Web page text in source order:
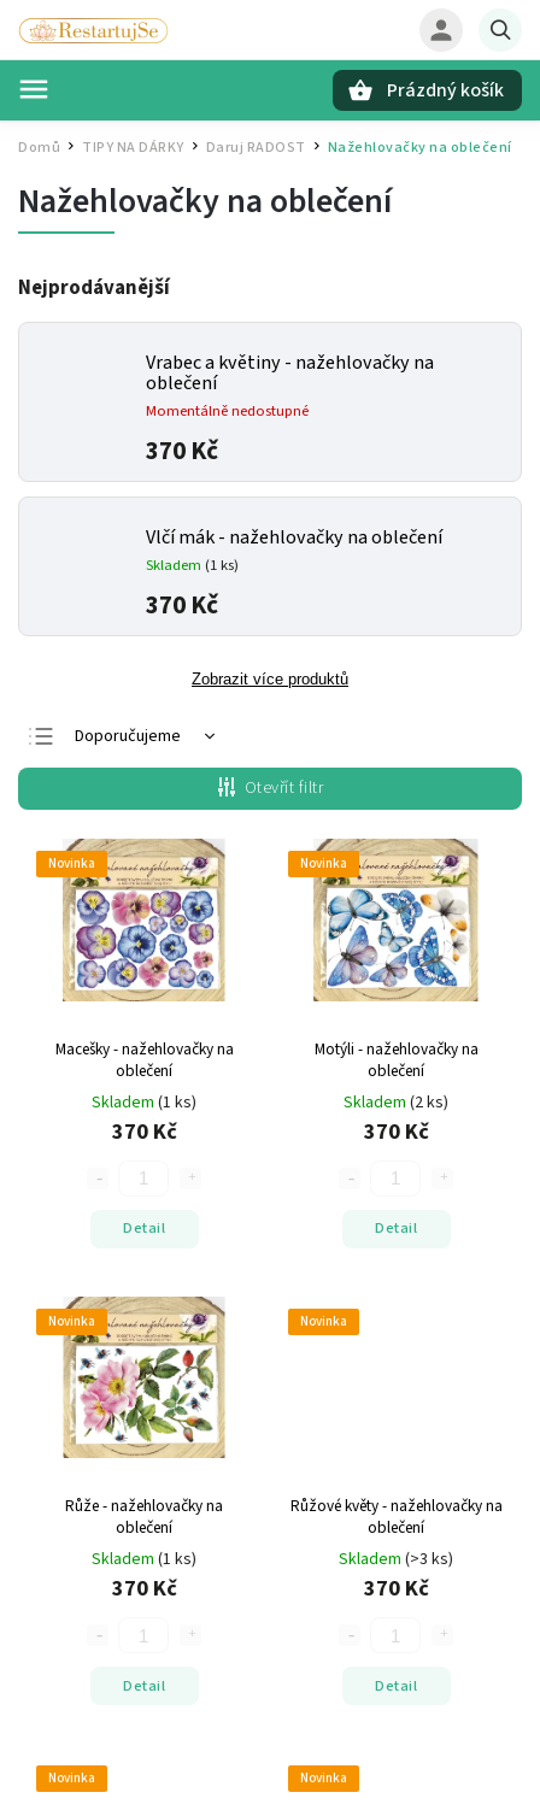
Prázdný košík
Domů / TIPY NA DÁRKY Daruj RADOST Nažehlovačky na oblečení
Nažehlovačky na oblečení
Nejprodávanější
Vrabec a květiny - nažehlovačky na
oblečení
Momentálně nedostupné
370 Kč
Vlčí mák - nažehlovačky na oblečení
Skladem (1 ks)
370 Kč
Zobrazit více produktů
Doporučujeme
Nejlevnější
Nejdražší
Nejprodávanější
Abecedně
Otevřít filtr
Novinka
Macešky - nažehlovačky na
oblečení
Skladem (1 ks)
370 Kč
Detail
Novinka
Motýli - nažehlovačky na
oblečení
Skladem (2 ks)
370 Kč
Detail
Novinka
Růže - nažehlovačky na
oblečení
Skladem (1 ks)
370 Kč
Detail
Novinka
Růžové květy - nažehlovačky na
oblečení
Skladem (>3 ks)
370 Kč
Detail
Novinka Novinka